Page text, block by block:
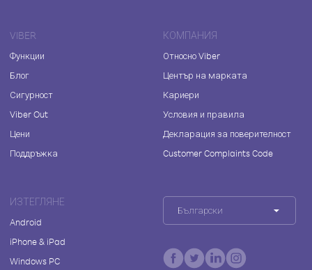
VIBER
Функции
Блог
Сигурност
Viber Out
Цени
Поддръжка
КОМПАНИЯ
Относно Viber
Център на марката
Кариери
Условия и правила
Декларация за поверителност
Customer Complaints Code
ИЗТЕГЛЯНЕ
Android
iPhone & iPad
Windows PC
Български